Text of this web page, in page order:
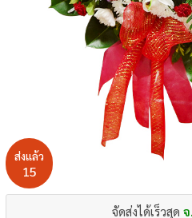
ส่งแล้ว
15
จัดส่งได้เร็วสุด